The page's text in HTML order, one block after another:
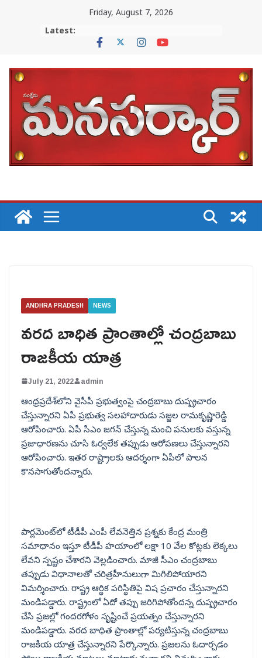
Friday, August 7, 2026
Latest:
ANDHRA PRADESH NEWS
వరద బాధిత ప్రాంతాల్లో చంద్రబాబు
రాజకీయ యాత్ర
July 21, 2022 admin
ఆంధ్రప్రదేశ్‌లోని వైసీపీ ప్రభుత్వంపై చంద్రబాబు దుష్ప్రచారం
చేస్తున్నారని ఏపీ ప్రభుత్వ సలహాదారుడు సజ్జల రామకృష్ణారెడ్డి
ఆరోపించారు. ఏపీ సీఎం జగన్‌ చేస్తున్న మంచి పనులకు వస్తున్న
ప్రజాధారణను చూసి ఓర్వలేక తప్పుడు ఆరోపణలు చేస్తున్నారని
ఆరోపించారు. ఇతర రాష్ట్రాలకు ఆదర్శంగా ఏపీలో పాలన
కొనసాగుతోందన్నారు.
పార్లమెంట్‌‌లో టీడీపీ ఎంపీ లేవనెత్తిన ప్రశ్నకు కేంద్ర మంత్రి
సమాధానం ఇస్తూ టీడీపీ హయాంలో లక్షా 10 వేల కోట్లకు లెక్కలు
లేవని స్పష్టం చేశారని వెల్లడించారు. మాజీ సీఎం చంద్రబాబు
తప్పుడు విధానాలతో చరిత్రహీనులుగా మిగిలిపోయారని
విమర్శించారు. రాష్ట్ర ఆర్థిక పరిస్థితిపై విష ప్రచారం చేస్తున్నారని
మండిపడ్డారు. రాష్ట్రంలో ఏదో తప్పు జరిగిపోతోందన్న దుష్ప్రచారం
చేసి ప్రజల్లో గందరగోళం సృష్టించే ప్రయత్నం చేస్తున్నారని
మండిపడ్డారు. వరద బాధిత ప్రాంతాల్లో పర్యటిస్తున్న చంద్రబాబు
రాజకీయ యాత్ర చేస్తున్నారని పేర్కొన్నారు. ప్రజలను ఓదార్చడం